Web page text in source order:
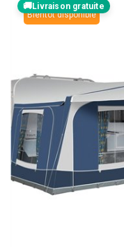
Livraison gratuite
Bientôt disponible